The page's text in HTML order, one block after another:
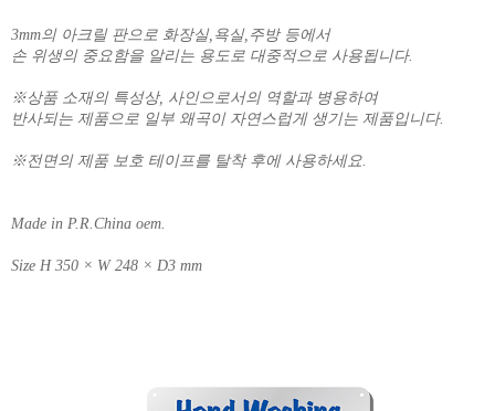
3mm의 아크릴 판으로 화장실,욕실,주방 등에서
손 위생의 중요함을 알리는 용도로 대중적으로 사용됩니다.
※상품 소재의 특성상, 사인으로서의 역할과 병용하여
반사되는 제품으로 일부 왜곡이 자연스럽게 생기는 제품입니다.
※전면의 제품 보호 테이프를 탈착 후에 사용하세요.
Made in P.R.China oem.
Size H 350 × W 248 × D3 mm